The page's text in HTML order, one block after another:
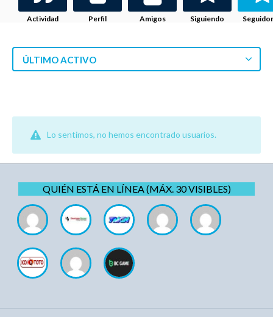
Actividad Perfil Amigos Siguiendo
ÚLTIMO ACTIVO
Lo sentimos, no hemos encontrado usuarios.
QUIÉN ESTÁ EN LÍNEA (MÁX. 30 VISIBLES)